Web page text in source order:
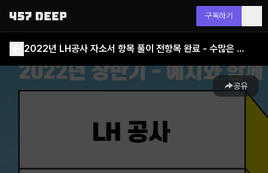
구독하기
2022년 LH공사 자소서 항목 풀이 전항목 완료 - 수많은 예시와 함께 (457 전용)
공유